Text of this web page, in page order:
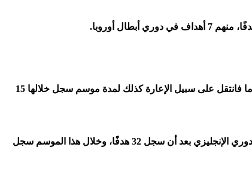
في موسم 2014-15، انضم لفيورنتينا على من خلال إعارته وخاض 26 مباراة سجل فيها 9 أهدافٍ في مدة لا تتجاوز نصف الموسم، فلفت أنظار روما فانتقل على سبيل الإعارة كذلك لمدة موسم سجل خلالها 15
في مطلع موسم 2017-18، عاد للدوري الإنجليزي مرةً أخرى مع ليفربول هذه المرة، وفي موسمه الأول حصل على جائزة الحذاء الذهبي كهداف للدوري الإنجليزي بعد أن سجل 32 هدفًا، وخلال هذا الموسم سجل